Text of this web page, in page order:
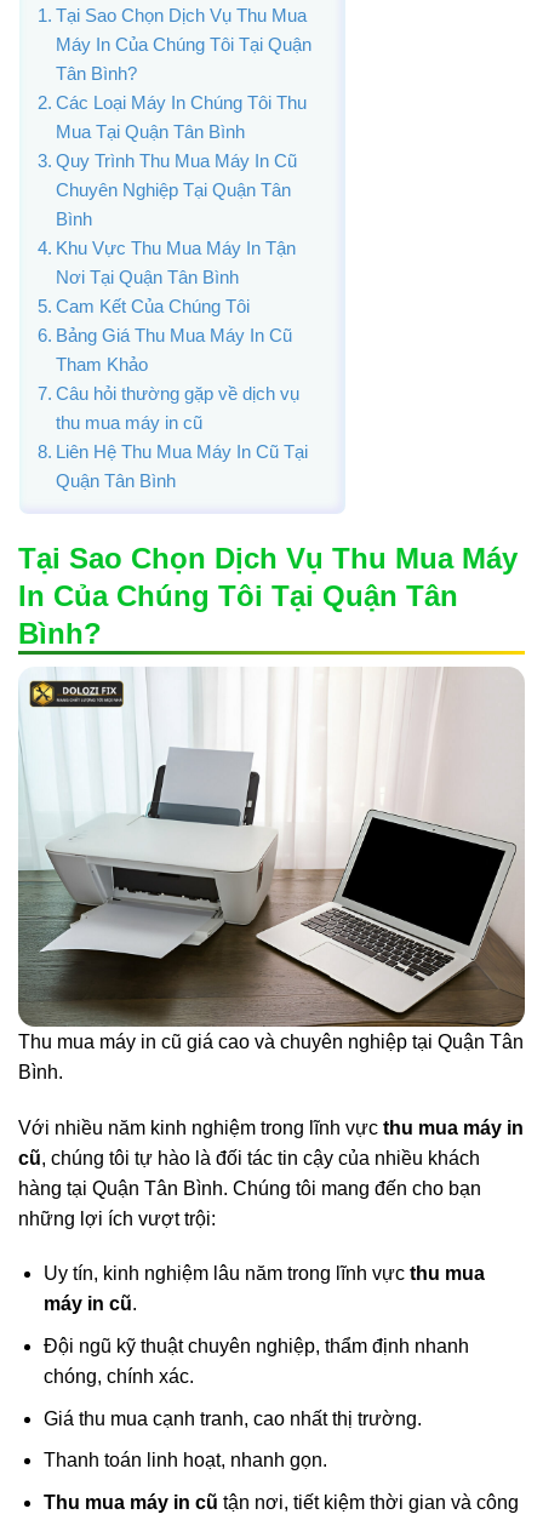
Tại Sao Chọn Dịch Vụ Thu Mua
Máy In Của Chúng Tôi Tại Quận
Tân Bình?
Các Loại Máy In Chúng Tôi Thu
Mua Tại Quận Tân Bình
Quy Trình Thu Mua Máy In Cũ
Chuyên Nghiệp Tại Quận Tân
Bình
Khu Vực Thu Mua Máy In Tận
Nơi Tại Quận Tân Bình
Cam Kết Của Chúng Tôi
Bảng Giá Thu Mua Máy In Cũ
Tham Khảo
Câu hỏi thường gặp về dịch vụ
thu mua máy in cũ
Liên Hệ Thu Mua Máy In Cũ Tại
Quận Tân Bình
Tại Sao Chọn Dịch Vụ Thu Mua Máy
In Của Chúng Tôi Tại Quận Tân
Bình?
Thu mua máy in cũ giá cao và chuyên nghiệp tại Quận Tân
Bình.
Với nhiều năm kinh nghiệm trong lĩnh vực thu mua máy in
cũ, chúng tôi tự hào là đối tác tin cậy của nhiều khách
hàng tại Quận Tân Bình. Chúng tôi mang đến cho bạn
những lợi ích vượt trội:
Uy tín, kinh nghiệm lâu năm trong lĩnh vực thu mua
máy in cũ.
Đội ngũ kỹ thuật chuyên nghiệp, thẩm định nhanh
chóng, chính xác.
Giá thu mua cạnh tranh, cao nhất thị trường.
Thanh toán linh hoạt, nhanh gọn.
Thu mua máy in cũ tận nơi, tiết kiệm thời gian và công